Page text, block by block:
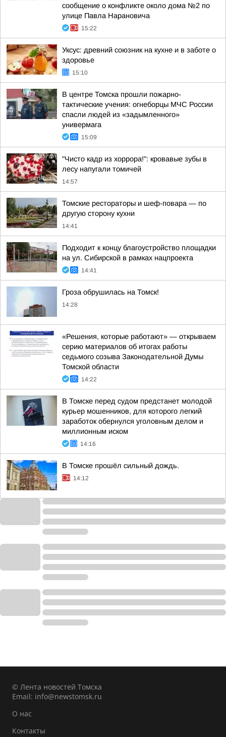
сообщение о конфликте около дома №2 по
улице Павла Нарановича
15:22
Уксус: древний союзник на кухне и в заботе о
здоровье
15:10
В центре Томска прошли пожарно-
тактические учения: огнеборцы МЧС России
спасли людей из «задымленного»
универмага
15:09
"Чисто кадр из хоррора!": кровавые зубы в
лесу напугали томичей
14:57
Томские рестораторы и шеф-повара — по
другую сторону кухни
14:41
Подходит к концу благоустройство площадки
на ул. Сибирской в рамках нацпроекта
14:41
Гроза обрушилась на Томск!
14:28
«Решения, которые работают» — открываем
серию материалов об итогах работы
седьмого созыва Законодательной Думы
Томской области
14:22
В Томске перед судом предстанет молодой
курьер мошенников, для которого легкий
заработок обернулся уголовным делом и
миллионным иском
14:16
В Томске прошёл сильный дождь.
14:12
© Лента новостей Томска
Email: info@newstomsk.ru
О нас
Контакты